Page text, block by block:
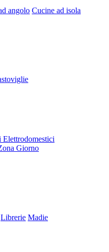
angolo Cucine ad isola
Elettrodomestici
Giorno
Librerie Madie